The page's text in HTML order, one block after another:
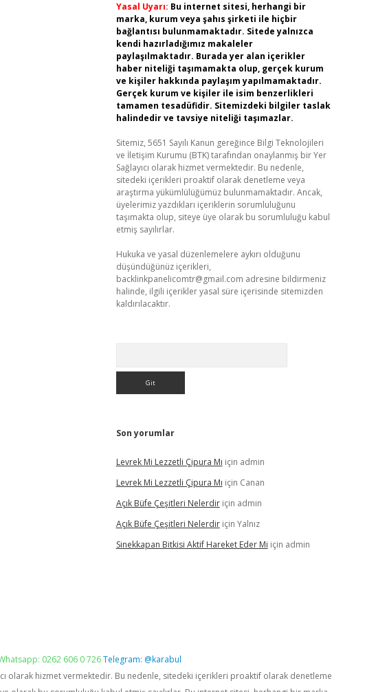
Yasal Uyarı: Bu internet sitesi, herhangi bir
marka, kurum veya şahıs şirketi ile hiçbir
bağlantısı bulunmamaktadır. Sitede yalnızca
kendi hazırladığımız makaleler
paylaşılmaktadır. Burada yer alan içerikler
haber niteliği taşımamakta olup, gerçek kurum
ve kişiler hakkında paylaşım yapılmamaktadır.
Gerçek kurum ve kişiler ile isim benzerlikleri
tamamen tesadüfidir. Sitemizdeki bilgiler taslak
halindedir ve tavsiye niteliği taşımazlar.
Sitemiz, 5651 Sayılı Kanun gereğince Bilgi Teknolojileri
ve İletişim Kurumu (BTK) tarafından onaylanmış bir Yer
Sağlayıcı olarak hizmet vermektedir. Bu nedenle,
sitedeki içerikleri proaktif olarak denetleme veya
araştırma yükümlülüğümüz bulunmamaktadır. Ancak,
üyelerimiz yazdıkları içeriklerin sorumluluğunu
taşımakta olup, siteye üye olarak bu sorumluluğu kabul
etmiş sayılırlar.
Hukuka ve yasal düzenlemelere aykırı olduğunu
düşündüğünüz içerikleri,
backlinkpanelicomtr@gmail.com adresine bildirmeniz
halinde, ilgili içerikler yasal süre içerisinde sitemizden
kaldırılacaktır.
Son yorumlar
Levrek Mi Lezzetli Çipura Mı için admin
Levrek Mi Lezzetli Çipura Mı için Canan
Açık Büfe Çeşitleri Nelerdiriçin admin
Açık Büfe Çeşitleri Nelerdiriçin Yalnız
Sinekkapan Bitkisi Aktif Hareket Eder Mi için admin
0262 606 0 726Telegram: @karabul
olarak hizmet vermektedir. Bu nedenle, sitedeki içerikleri proaktif olarak denetleme